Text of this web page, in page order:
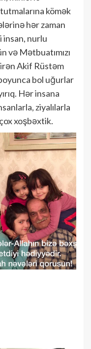
kömək
hər zaman
insan, nurlu
və Mətbuatımızı
Akif Rüstəm
bol uğurlar
Hər insana
ziyalılarla
xoşbəxtik.